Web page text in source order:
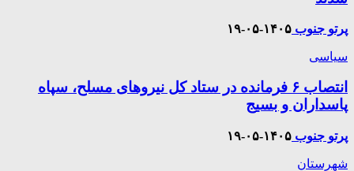
پرتو جنوب ۱۴۰۵-۰۵-۱۹
سیاسی
انتصاب ۶ فرمانده در ستاد کل نیروهای مسلح، سپاه
پاسداران و بسیج
پرتو جنوب ۱۴۰۵-۰۵-۱۹
شهرستان